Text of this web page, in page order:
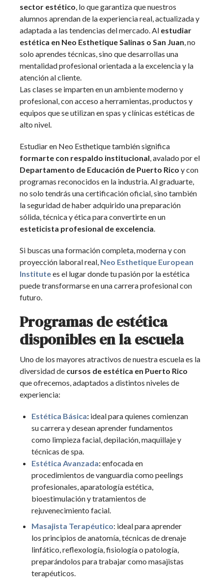
sector estético , lo que garantiza que nuestros
alumnos aprendan de la experiencia real, actualizada y
adaptada a las tendencias del mercado. Al estudiar
estética en Neo Esthetique Salinas o San Juan , no
solo aprendes técnicas, sino que desarrollas una
mentalidad profesional orientada a la excelencia y la
atención al cliente.
Las clases se imparten en un ambiente moderno y
profesional, con acceso a herramientas, productos y
equipos que se utilizan en spas y clínicas estéticas de
alto nivel.
Estudiar en Neo Esthetique también significa
formarte con respaldo institucional , avalado por el
Departamento de Educación de Puerto Rico y con
programas reconocidos en la industria. Al graduarte,
no solo tendrás una certificación oficial, sino también
la seguridad de haber adquirido una preparación
sólida, técnica y ética para convertirte en un
esteticista profesional de excelencia
Si buscas una formación completa, moderna y con
proyección laboral real, Neo Esthetique European
Institutees el lugar donde tu pasión por la estética
puede transformarse en una carrera profesional con
futuro.
Programas de estética
disponibles en la escuela
Uno de los mayores atractivos de nuestra escuela es la
diversidad de cursos de estética en Puerto Rico
que ofrecemos, adaptados a distintos niveles de
experiencia:
Estética Básica: ideal para quienes comienzan
su carrera y desean aprender fundamentos
como limpieza facial, depilación, maquillaje y
técnicas de spa.
Estética Avanzada:enfocada en
procedimientos de vanguardia como peelings
profesionales, aparatología estética,
bioestimulación y tratamientos de
rejuvenecimiento facial.
Masajista Terapéutico: ideal para aprender
los principios de anatomía, técnicas de drenaje
linfático, reflexología, fisiología o patología,
preparándolos para trabajar como masajistas
terapéuticos.